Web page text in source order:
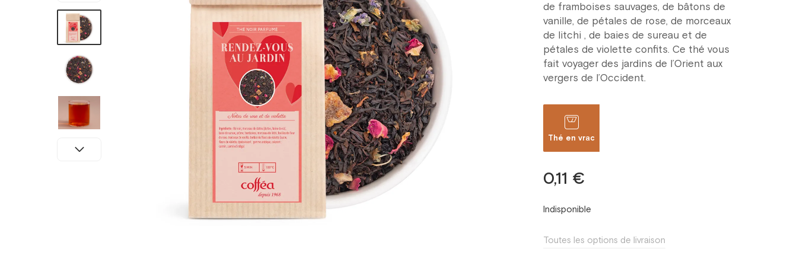
de framboises sauvages, de bâtons de
vanille, de pétales de rose, de morceaux
de litchi , de baies de sureau et de
pétales de violette confits. Ce thé vous
fait voyager des jardins de l’Orient aux
vergers de l’Occident.
Thé en vrac
0,11 €
Indisponible
Toutes les options de livraison